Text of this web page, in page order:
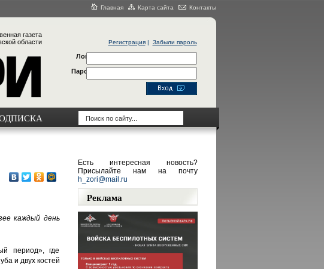
Главная Карта сайта Контакты
газета
области
Регистрация| Забыли пароль
Логин
Пароль
каждый день
период», где
и двух костей
Есть интересная новость?
Присылайте нам на почту
h_zori@mail.ru
Реклама